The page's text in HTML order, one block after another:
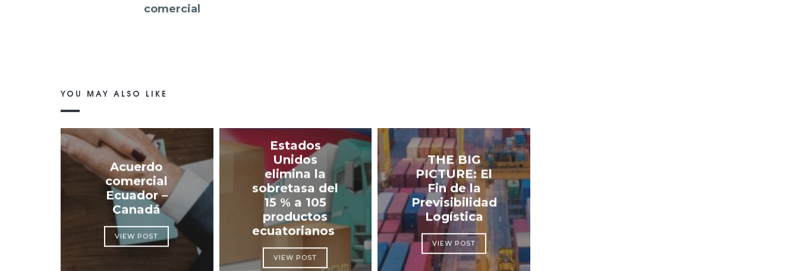
comercial
YOU MAY ALSO LIKE
Acuerdo
comercial
Ecuador –
Canadá
VIEW POST
Estados
Unidos
elimina la
sobretasa del
15 % a 105
productos
ecuatorianos
VIEW POST
THE BIG
PICTURE: El
Fin de la
Previsibilidad
Logística
VIEW POST